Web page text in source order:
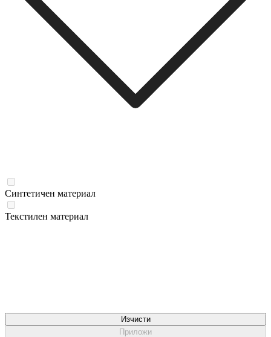
Синтетичен материал
Текстилен материал
Изчисти
Приложи